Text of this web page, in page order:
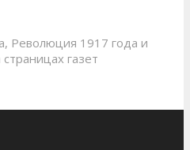
Революция 1917 года и
газет